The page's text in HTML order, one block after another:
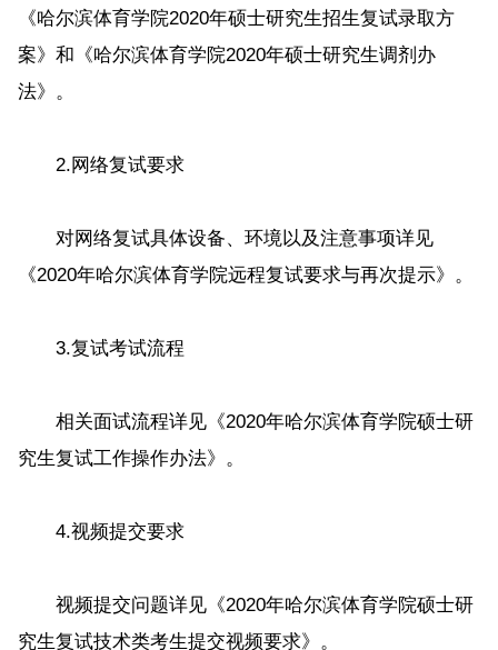
《哈尔滨体育学院2020年硕士研究生招生复试录取方
案》和《哈尔滨体育学院2020年硕士研究生调剂办
法》。
2.网络复试要求
对网络复试具体设备、环境以及注意事项详见
《2020年哈尔滨体育学院远程复试要求与再次提示》。
3.复试考试流程
相关面试流程详见《2020年哈尔滨体育学院硕士研
究生复试工作操作办法》。
4.视频提交要求
视频提交问题详见《2020年哈尔滨体育学院硕士研
究生复试技术类考生提交视频要求》。